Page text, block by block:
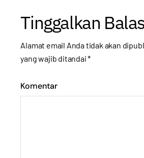
Tinggalkan
Alamat email Anda tidak akan
yang wajib ditandai*
Komentar